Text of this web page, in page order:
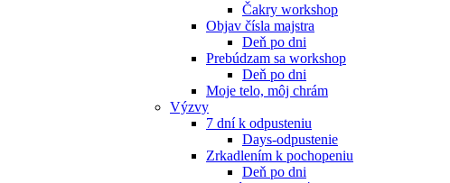
Čakry workshop
Objav čísla majstra
Deň po dni
Prebúdzam sa workshop
Deň po dni
Moje telo, môj chrám
Výzvy
7 dní k odpusteniu
Days-odpustenie
Zrkadlením k pochopeniu
Deň po dni